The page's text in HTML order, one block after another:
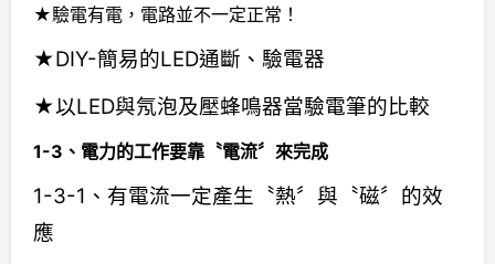
★驗電有電，電路並不一定正常！
★DIY-簡易的LED通斷、驗電器
★以LED與氖泡及壓蜂鳴器當驗電筆的比較
1-3、電力的工作要靠〝電流〞來完成
1-3-1、有電流一定產生〝熱〞與〝磁〞的效
應